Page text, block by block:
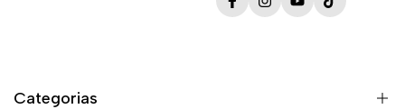
FacebookInstagramYouTubeTikTok
Categorias